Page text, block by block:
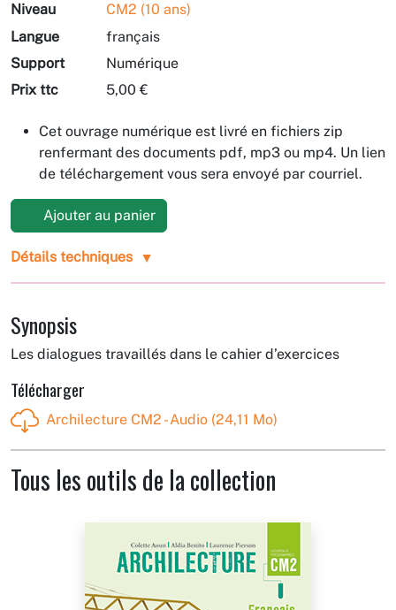
Niveau
CM2 (10 ans)
Langue
français
Support
Numérique
Prix ttc
5,00 €
Cet ouvrage numérique est livré en fichiers zip
renfermant des documents pdf, mp3 ou mp4. Un lien
de téléchargement vous sera envoyé par courriel.
Ajouter au panier
Détails techniques
Synopsis
Les dialogues travaillés dans le cahier d’exercices
Télécharger
Archilecture CM2 - Audio (24,11 Mo)
Tous les outils de la collection